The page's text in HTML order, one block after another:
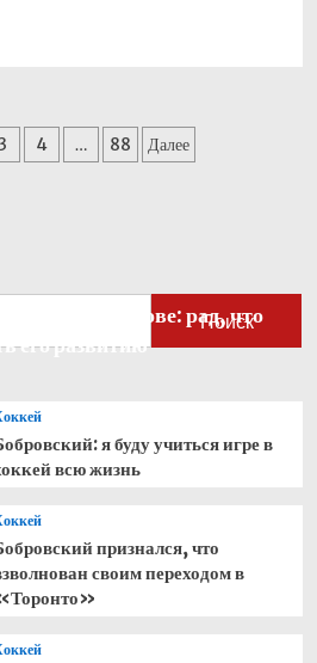
3 4 … 88 Далее
Поиск
Ахтямове: рад, что
его развитию
я буду учиться игре в
всю жизнь
признался, что
своим переходом в